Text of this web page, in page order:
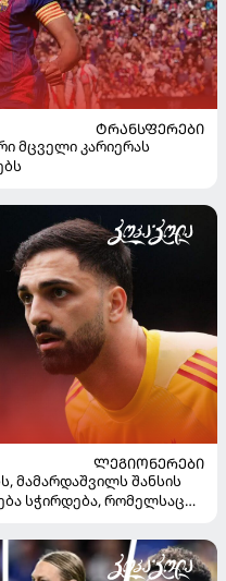
ᲢᲠᲐᲜᲡᲤᲔᲠᲔᲑᲘ
მცველი კარიერას
ᲚᲔᲒᲘᲝᲜᲔᲠᲔᲑᲘ
მამარდაშვილს შანსის
სჭირდება, რომელსაც